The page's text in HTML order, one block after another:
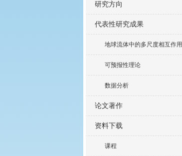
研究方向
代表性研究成果
地球流体中的多尺度相互作用
可预报性理论
数据分析
论文著作
资料下载
课程